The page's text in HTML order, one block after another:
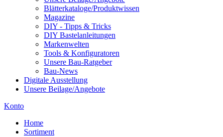
Blätterkataloge/Produktwissen
Magazine
DIY - Tipps & Tricks
DIY Bastelanleitungen
Markenwelten
Tools & Konfiguratoren
Unsere Bau-Ratgeber
Bau-News
Digitale Ausstellung
Unsere Beilage/Angebote
Konto
Home
Sortiment